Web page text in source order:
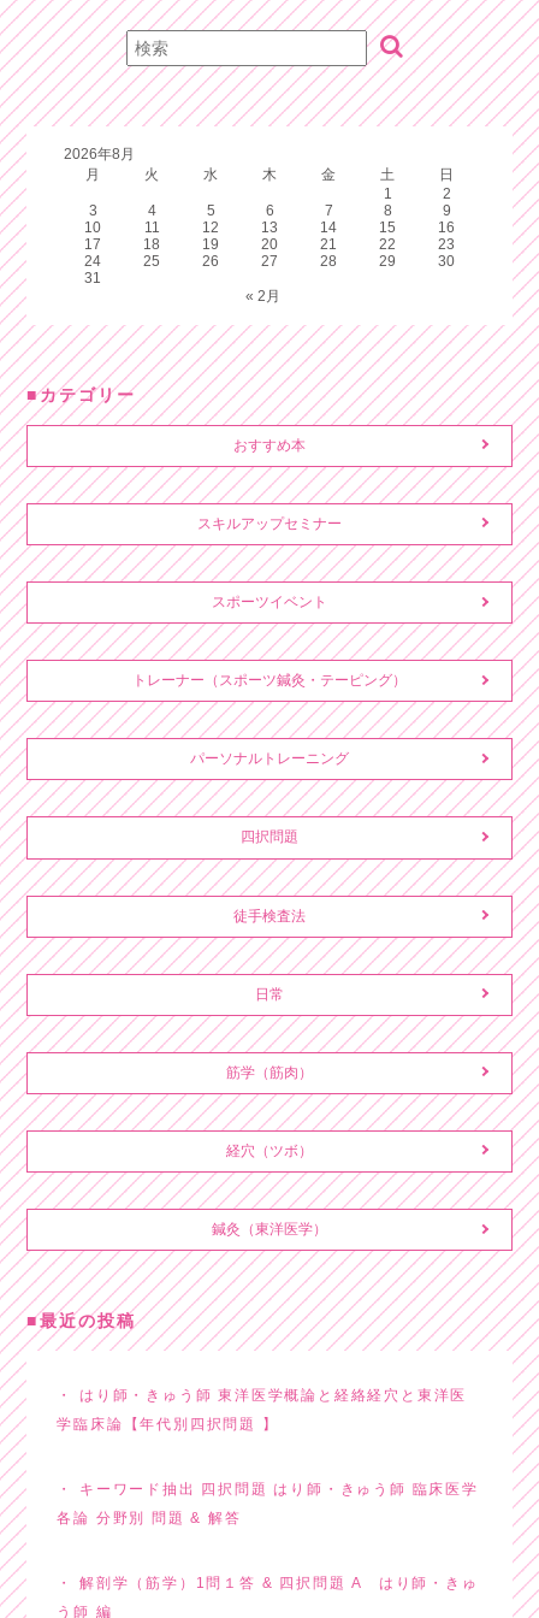
2026年8月
月
火 水 木 金 土
日
1
2
3
4 5 6 7 8
9
10
11 12 13 14 15
16
17
18 19 20 21 22
23
24
25 26 27 28 29
30
31
« 2月
カテゴリー
おすすめ本
スキルアップセミナー
スポーツイベント
トレーナー（スポーツ鍼灸・テーピング）
パーソナルトレーニング
四択問題
徒手検査法
日常
筋学（筋肉）
経穴（ツボ）
鍼灸（東洋医学）
最近の投稿
はり師・きゅう師 東洋医学概論と経絡経穴と東洋医
学臨床論【年代別四択問題 】
キーワード抽出 四択問題 はり師・きゅう師 臨床医学
各論 分野別 問題 & 解答
解剖学（筋学）1問１答 & 四択問題 A はり師・きゅ
う師 編